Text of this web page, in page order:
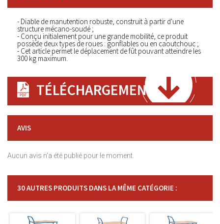
- Diable de manutention robuste, construit à partir d'une
structure mécano-soudé ;
- Conçu initialement pour une grande mobilité, ce produit
possède deux types de roues : gonflables ou en caoutchouc ;
- Cet article permet le déplacement de fût pouvant atteindre les
300 kg maximum.
TÉLÉCHARGEMENT
AVIS
Aucun avis n'a été publié pour le moment.
30 AUTRES PRODUITS DANS LA MÊME CATÉGORIE :